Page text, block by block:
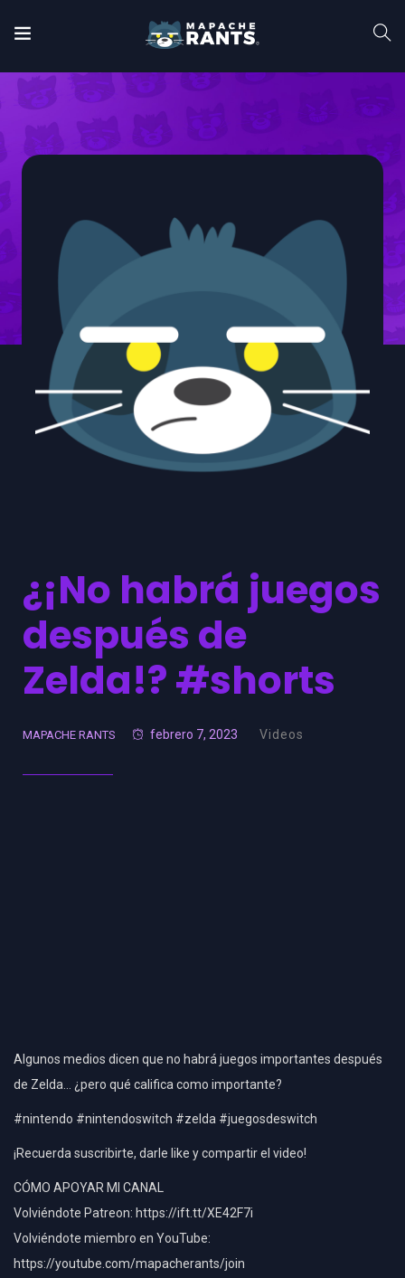
¿¡No habrá juegos
después de
Zelda!? #shorts
MAPACHE RANTS febrero 7, 2023 Videos
Algunos medios dicen que no habrá juegos importantes después
de Zelda… ¿pero qué califica como importante?
#nintendo #nintendoswitch #zelda #juegosdeswitch
¡Recuerda suscribirte, darle like y compartir el video!
CÓMO APOYAR MI CANAL
Volviéndote Patreon: https://ift.tt/XE42F7i
Volviéndote miembro en YouTube:
https://youtube.com/mapacherants/join